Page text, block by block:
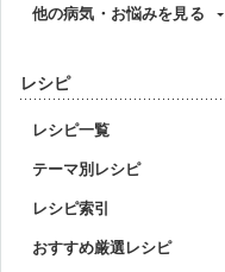
他の病気・お悩みを見る
レシピ
レシピ一覧
テーマ別レシピ
レシピ索引
おすすめ厳選レシピ